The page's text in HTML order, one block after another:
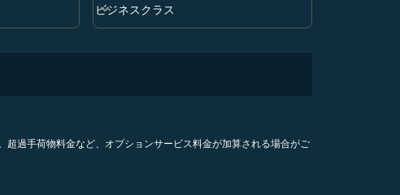
クラス option ビジネスクラス Selected
ビジネスクラス
keyboard_arrow_down
過手荷物料金など、オプションサービス料金が加算される場合がご